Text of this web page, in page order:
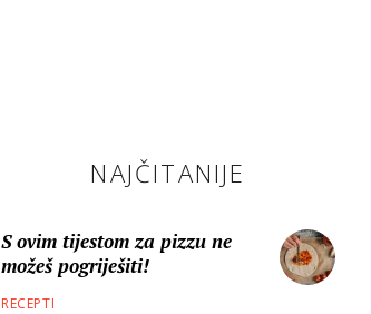
NAJČITANIJE
S ovim tijestom za pizzu ne
možeš pogriješiti!
RECEPTI